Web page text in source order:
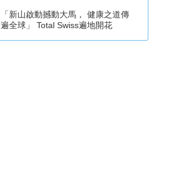
「新山啟動撼動大馬， 健康之道傳
遍全球」 Total Swiss遍地開花